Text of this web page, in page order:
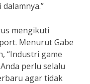
mengikuti
Menurut Gabe
“Industri game
perlu selalu
agar tidak